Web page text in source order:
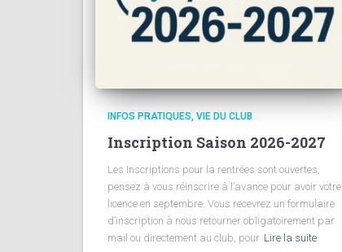
INFOS PRATIQUES VIE DU CLUB
Inscription Saison 2026-2027
Les Inscriptions pour la rentrées sont ouvertes,
pensez à vous réinscrire à l’avance pour avoir votre
licence en septembre. Vous recevrez un formulaire
d’inscription à nous retourner obligatoirement par
mail ou directement au club, pour Lire la suite